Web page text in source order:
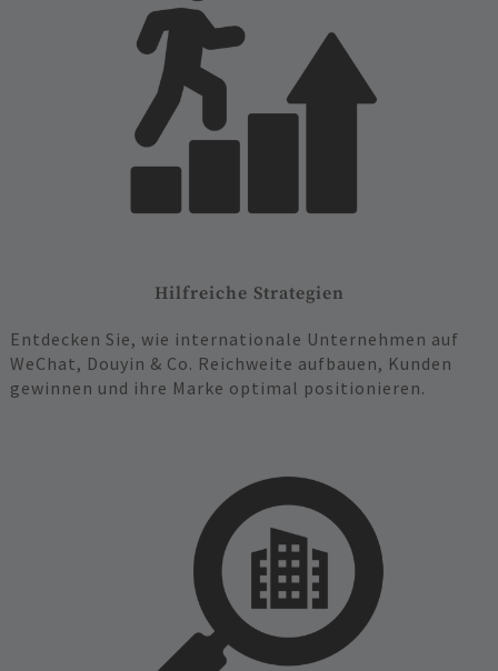
Hilfreiche Strategien
Entdecken Sie, wie internationale Unternehmen auf
WeChat, Douyin & Co. Reichweite aufbauen, Kunden
gewinnen und ihre Marke optimal positionieren.